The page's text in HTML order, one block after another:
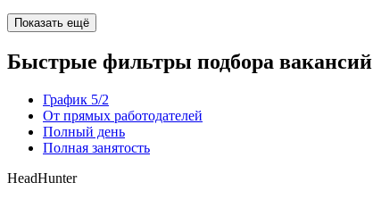
Показать ещё
Быстрые фильтры подбора вакансий
График 5/2
От прямых работодателей
Полный день
Полная занятость
HeadHunter